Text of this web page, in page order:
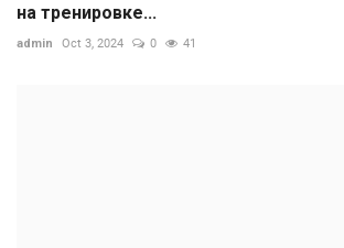
на тренировке...
admin Oct 3, 2024 0 41